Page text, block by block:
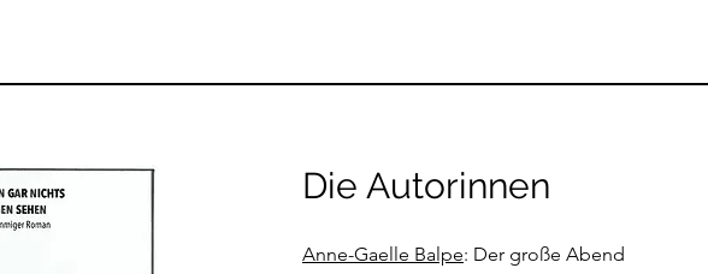
Die Autorinnen
Anne-Gaelle Balpe: Der große Abend